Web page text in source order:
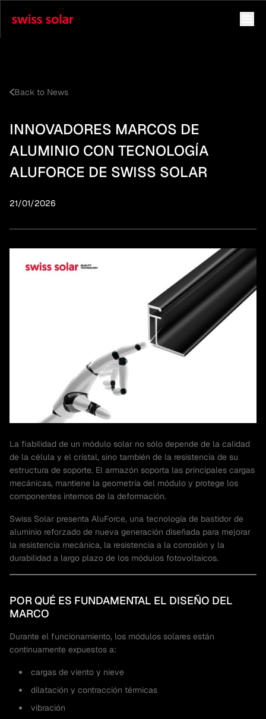
Back to News
INNOVADORES MARCOS DE
ALUMINIO CON TECNOLOGÍA
ALUFORCE DE SWISS SOLAR
21/01/2026
La fiabilidad de un módulo solar no sólo depende de la calidad
de la célula y el cristal, sino también de la resistencia de su
estructura de soporte. El armazón soporta las principales cargas
mecánicas, mantiene la geometría del módulo y protege los
componentes internos de la deformación.
Swiss Solar presenta AluForce, una tecnología de bastidor de
aluminio reforzado de nueva generación diseñada para mejorar
la resistencia mecánica, la resistencia a la corrosión y la
durabilidad a largo plazo de los módulos fotovoltaicos.
POR QUÉ ES FUNDAMENTAL EL DISEÑO DEL
MARCO
Durante el funcionamiento, los módulos solares están
continuamente expuestos a:
cargas de viento y nieve
dilatación y contracción térmicas
vibración